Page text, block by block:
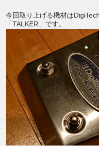
今回取り上げる機材は
「TALKER」です。